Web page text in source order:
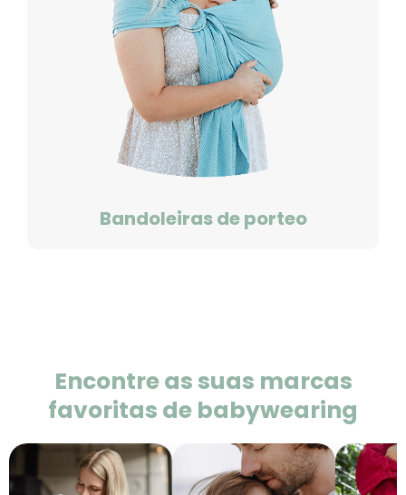
Bandoleiras de porteo
Encontre as suas marcas
favoritas de babywearing